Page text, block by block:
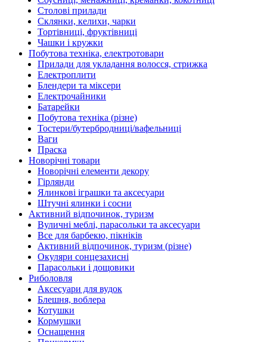
Столові прилади
Склянки, келихи, чарки
Тортівниці, фруктівниці
Чашки і кружки
Побутова техніка, електротовари
Прилади для укладання волосся, стрижка
Електроплити
Блендери та міксери
Електрочайники
Батарейки
Побутова техніка (різне)
Тостери/бутербродниці/вафельниці
Ваги
Праска
Новорічні товари
Новорічні елементи декору
Гірлянди
Ялинкові іграшки та аксесуари
Штучні ялинки і сосни
Активний відпочинок, туризм
Вуличні меблі, парасольки та аксесуари
Все для барбекю, пікніків
Активний відпочинок, туризм (різне)
Окуляри сонцезахисні
Парасольки і дощовики
Риболовля
Аксесуари для вудок
Блешня, воблера
Котушки
Кормушки
Оснащення